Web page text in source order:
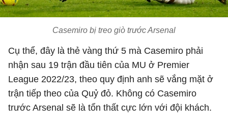
Casemiro bị treo giò trước Arsenal
Cụ thể, đây là thẻ vàng thứ 5 mà Casemiro phải
nhận sau 19 trận đầu tiên của MU ở Premier
League 2022/23, theo quy định anh sẽ vắng mặt ở
trận tiếp theo của Quỷ đỏ. Không có Casemiro
trước Arsenal sẽ là tổn thất cực lớn với đội khách.